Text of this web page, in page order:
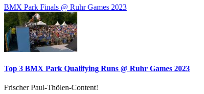
BMX Park Finals @ Ruhr Games 2023
Top 3 BMX Park Qualifying Runs @ Ruhr Games 2023
Frischer Paul-Thölen-Content!